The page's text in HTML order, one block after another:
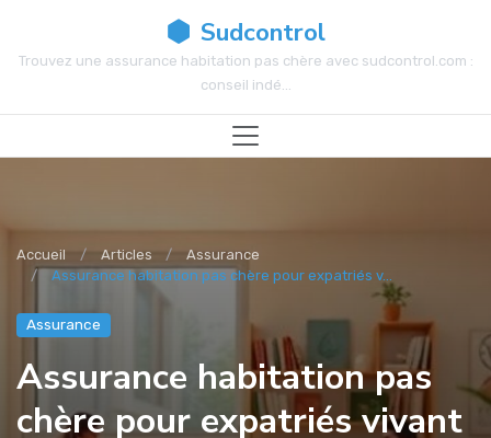
Sudcontrol
Trouvez une assurance habitation pas chère avec sudcontrol.com :
conseil indé...
Accueil Articles
Assurance
Assurance habitation pas chère pour expatriés v...
Assurance
Assurance habitation pas
chère pour expatriés vivant